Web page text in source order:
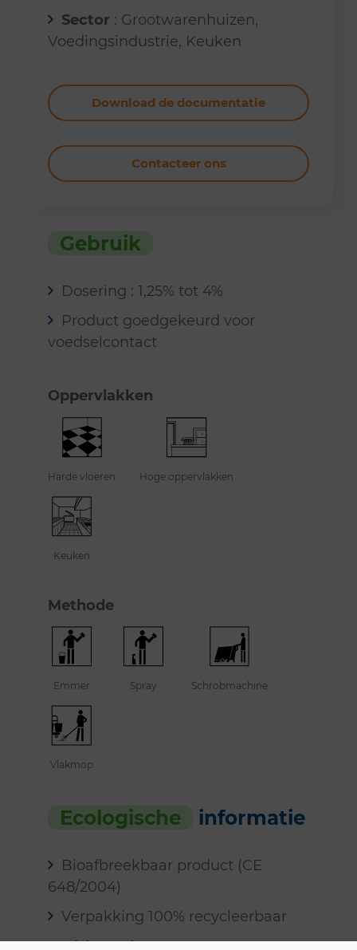
Sector : Grootwarenhuizen,
Voedingsindustrie, Keuken
Download de documentatie
Contacteer ons
Gebruik
Dosering : 1,25% tot 4%
Product goedgekeurd voor
voedselcontact
Oppervlakken
Harde vloeren Hoge oppervlakken
Keuken
Methode
Emmer Spray Schrobmachine
Vlakmop
Ecologische informatie
Bioafbreekbaar product (CE
648/2004)
Verpakking 100% recycleerbaar